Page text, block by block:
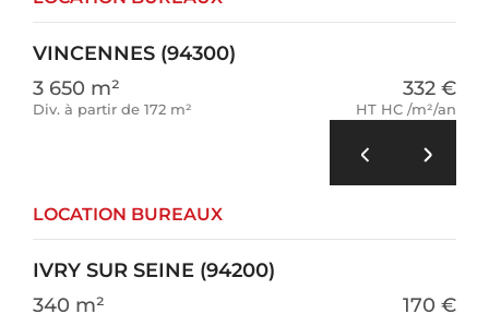
VINCENNES (94300)
3 650 m²
Div. à partir de 172 m²
332 €
HT HC /m²/an
LOCATION BUREAUX
IVRY SUR SEINE (94200)
340 m²
170 €